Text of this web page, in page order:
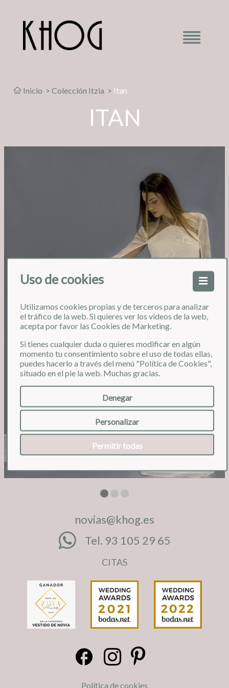
Uso de cookies
Utilizamos cookies propias y de terceros para analizar
el tráfico de la web. Si quieres ver los videos de la web,
acepta por favor las Cookies de Marketing.
Si tienes cualquier duda o quieres modificar en algún
momento tu consentimiento sobre el uso de todas ellas,
puedes hacerlo a través del menú "Política de Cookies",
situado en el pie la web. Muchas gracias.
Denegar
Personalizar
Permitir todas
Inicio > Colección Itzia > Itan
ITAN
❮ ❯
novias@khog.es
Tel. 93 105 29 65
CITAS
Política de cookies